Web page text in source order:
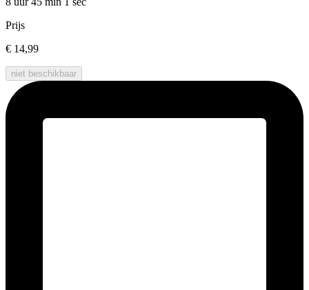
Prijs
€ 14,99
niet beschikbaar